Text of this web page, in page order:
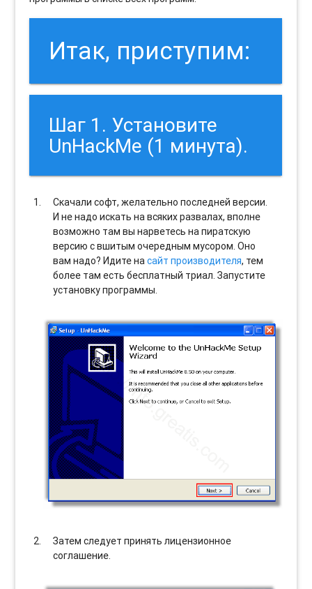
Итак, приступим:
Шаг 1. Установите
UnHackMe (1 минута).
Скачали софт, желательно последней версии.
И не надо искать на всяких развалах, вполне
возможно там вы нарветесь на пиратскую
версию с вшитым очередным мусором. Оно
вам надо? Идите насайт производителя, тем
более там есть бесплатный триал. Запустите
установку программы.
Затем следует принять лицензионное
соглашение.